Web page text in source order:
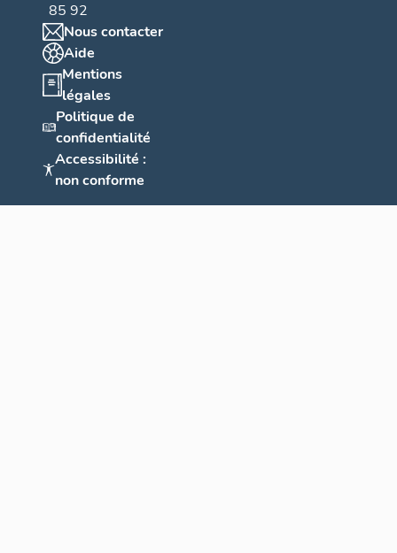
85 92
Nous contacter
Aide
Mentions
légales
Politique de
confidentialité
Accessibilité :
non conforme